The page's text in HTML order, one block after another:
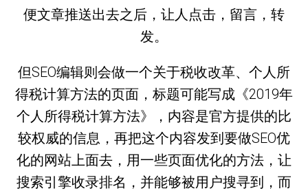
便文章推送出去之后，让人点击，留言，转
发。
但SEO编辑则会做一个关于税收改革、个人所
得税计算方法的页面，标题可能写成《2019年
个人所得税计算方法》，内容是官方提供的比
较权威的信息，再把这个内容发到要做SEO优
化的网站上面去，用一些页面优化的方法，让
搜索引擎收录排名，并能够被用户搜寻到，而